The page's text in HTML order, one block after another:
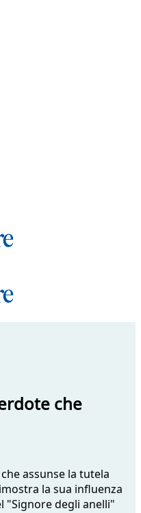
che
assunse la tutela
la sua influenza
"Signore degli anelli"